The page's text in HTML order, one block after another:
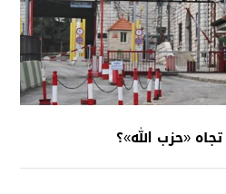
«حزب الله»؟